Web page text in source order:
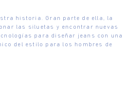
historia. Gran parte de ella, la
las siluetas y encontrar nuevas
para diseñar jeans con una
del estilo para los hombres de